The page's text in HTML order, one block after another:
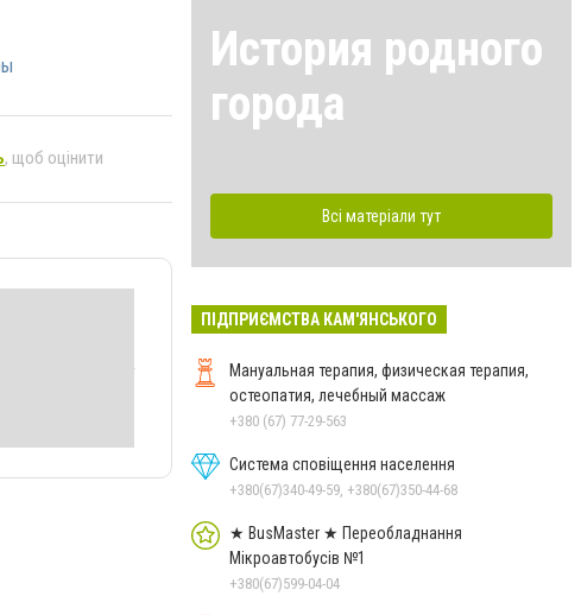
, щоб оцінити
История родного
города
Всі матеріали тут
ПІДПРИЄМСТВА КАМ'ЯНСЬКОГО
Мануальная терапия, физическая терапия,
остеопатия, лечебный массаж
+380 (67) 77-29-563
Система сповіщення населення
+380(67)340-49-59, +380(67)350-44-68
★ BusMaster ★ Переобладнання
Мікроавтобусів №1
+380(67)599-04-04